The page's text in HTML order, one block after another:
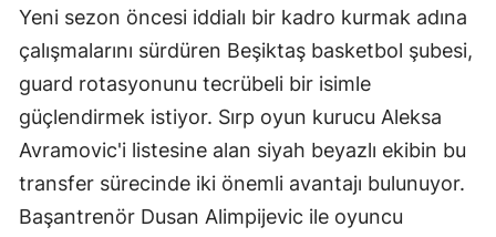
Yeni sezon öncesi iddialı bir kadro kurmak adına
çalışmalarını sürdüren Beşiktaş basketbol şubesi,
guard rotasyonunu tecrübeli bir isimle
güçlendirmek istiyor. Sırp oyun kurucu Aleksa
Avramovic'i listesine alan siyah beyazlı ekibin bu
transfer sürecinde iki önemli avantajı bulunuyor.
Başantrenör Dusan Alimpijevic ile oyuncu